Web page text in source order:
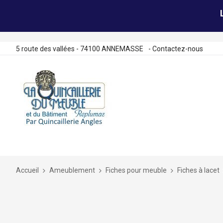
5 route des vallées - 74100 ANNEMASSE - Contactez-nous
Accueil Ameublement Fiches pour meuble Fiches à lacet